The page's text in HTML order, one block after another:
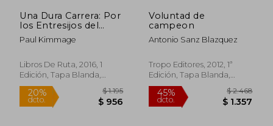
Rápido
Una Dura Carrera: Por
los Entresijos del
Ciclismo, a Rueda de
un Ciclista Profesional
Paul Kimmage
Libros De Ruta, 2016, 1
Edición, Tapa Blanda,
Nuevo
Voluntad de
campeon
Antonio Sanz Blazquez
Tropo Editores, 2012, 1ª
Edición, Tapa Blanda,
Nuevo